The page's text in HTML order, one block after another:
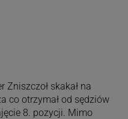
Zniszczoł skakał na
co otrzymał od sędziów
8. pozycji. Mimo